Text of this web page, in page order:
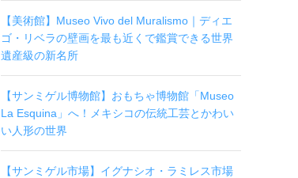
【美術館】Museo Vivo del Muralismo｜ディエ
ゴ・リベラの壁画を最も近くで鑑賞できる世界
遺産級の新名所
【サンミゲル博物館】おもちゃ博物館「Museo
La Esquina」へ！メキシコの伝統工芸とかわい
い人形の世界
【サンミゲル市場】イグナシオ・ラミレス市場